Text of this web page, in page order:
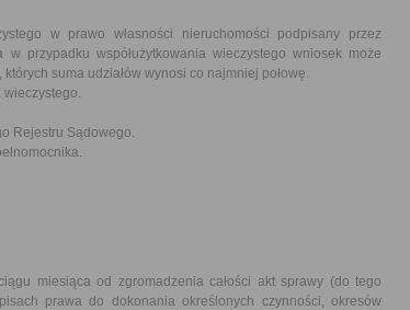
w prawo własności nieruchomości podpisany przez
przypadku współużytkowania wieczystego wniosek może
suma udziałów wynosi co najmniej połowę.
Rejestru Sądowego.
miesiąca od zgromadzenia całości akt sprawy (do tego
prawa do dokonania określonych czynności, okresów